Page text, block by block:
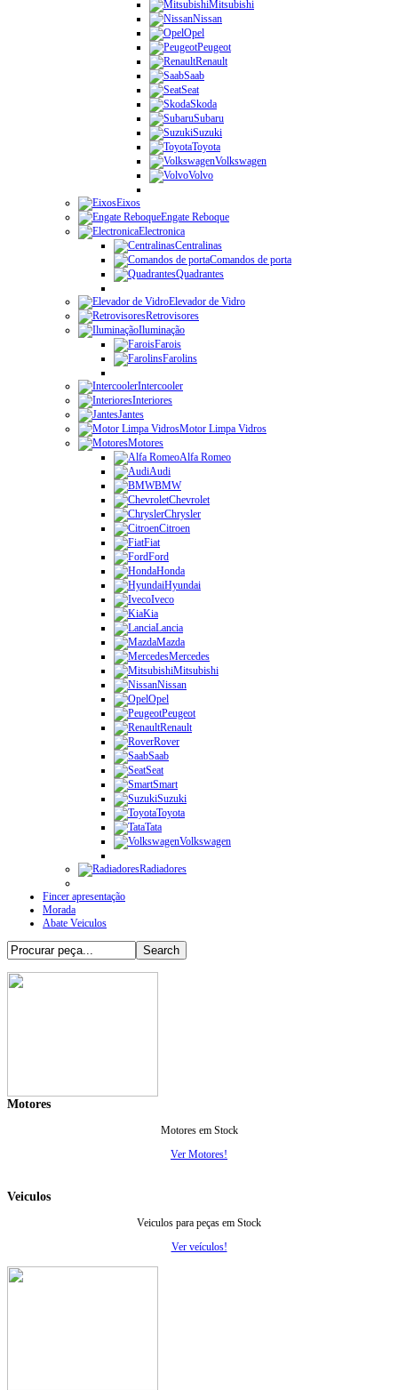
Mitsubishi
Nissan
Opel
Peugeot
Renault
Saab
Seat
Skoda
Subaru
Suzuki
Toyota
Volkswagen
Volvo
Eixos
Engate Reboque
Electronica
Centralinas
Comandos de porta
Quadrantes
Elevador de Vidro
Retrovisores
Iluminação
Farois
Farolins
Intercooler
Interiores
Jantes
Motor Limpa Vidros
Motores
Alfa Romeo
Audi
BMW
Chevrolet
Chrysler
Citroen
Fiat
Ford
Honda
Hyundai
Iveco
Kia
Lancia
Mazda
Mercedes
Mitsubishi
Nissan
Opel
Peugeot
Renault
Rover
Saab
Seat
Smart
Suzuki
Toyota
Tata
Volkswagen
Radiadores
Fincer apresentação
Morada
Abate Veiculos
Motores
Motores em Stock
Ver Motores!
Veiculos
Veiculos para peças em Stock
Ver veículos!